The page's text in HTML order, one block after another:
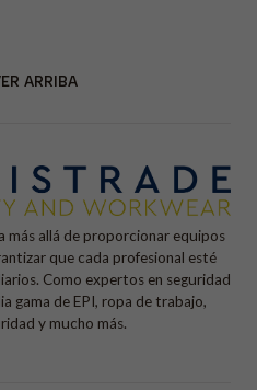
ARRIBA
más allá de proporcionar equipos
que cada profesional esté
Como expertos en seguridad
gama de EPI, ropa de trabajo,
y mucho más.